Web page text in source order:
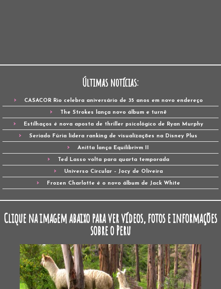
Últimas notícias:
CASACOR Rio celebra aniversário de 35 anos em novo endereço
The Strokes lança novo álbum e turnê
Estilhaços é nova aposta de thriller psicológico de Ryan Murphy
Seriado Fúria lidera ranking de visualizações na Disney Plus
Anitta lança Equilibrivm II
Ted Lasso volta para quarta temporada
Universo Circular – Jocy de Oliveira
Frozen Charlotte é o novo álbum de Jack White
Clique na imagem abaixo para ver vídeos, fotos e informações
sobre o Peru